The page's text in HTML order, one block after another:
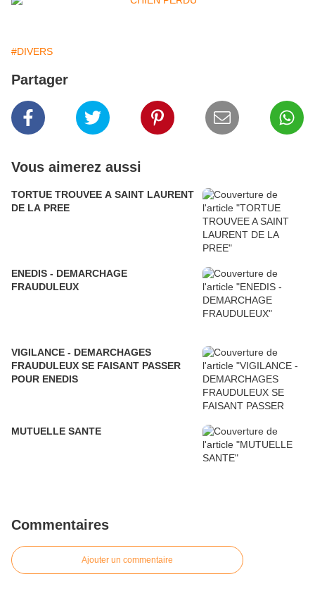
#DIVERS
Partager
Vous aimerez aussi
TORTUE TROUVEE A SAINT LAURENT
DE LA PREE
ENEDIS - DEMARCHAGE
FRAUDULEUX
VIGILANCE - DEMARCHAGES
FRAUDULEUX SE FAISANT PASSER
POUR ENEDIS
MUTUELLE SANTE
Commentaires
Ajouter un commentaire